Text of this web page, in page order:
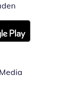
Öffnet in
Fenster